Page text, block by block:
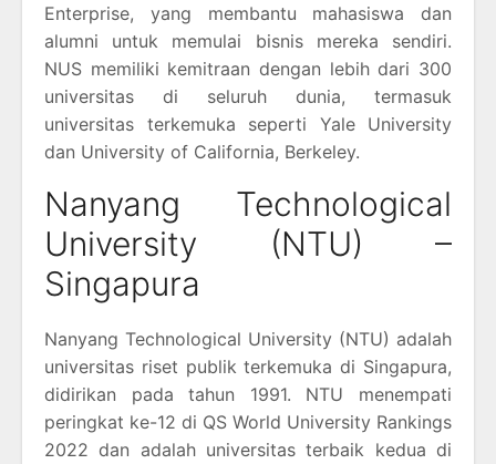
Enterprise, yang membantu mahasiswa dan
alumni untuk memulai bisnis mereka sendiri.
NUS memiliki kemitraan dengan lebih dari 300
universitas di seluruh dunia, termasuk
universitas terkemuka seperti Yale University
dan University of California, Berkeley.
Nanyang Technological
University (NTU) –
Singapura
Nanyang Technological University (NTU) adalah
universitas riset publik terkemuka di Singapura,
didirikan pada tahun 1991. NTU menempati
peringkat ke-12 di QS World University Rankings
2022 dan adalah universitas terbaik kedua di